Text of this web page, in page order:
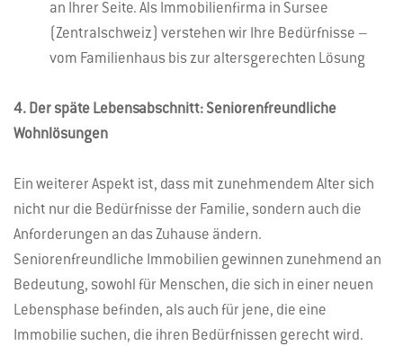
an Ihrer Seite. Als Immobilienfirma in Sursee
(Zentralschweiz) verstehen wir Ihre Bedürfnisse –
vom Familienhaus bis zur altersgerechten Lösung
4. Der späte Lebensabschnitt: Seniorenfreundliche
Wohnlösungen
Ein weiterer Aspekt ist, dass mit zunehmendem Alter sich
nicht nur die Bedürfnisse der Familie, sondern auch die
Anforderungen an das Zuhause ändern.
Seniorenfreundliche Immobilien gewinnen zunehmend an
Bedeutung, sowohl für Menschen, die sich in einer neuen
Lebensphase befinden, als auch für jene, die eine
Immobilie suchen, die ihren Bedürfnissen gerecht wird.